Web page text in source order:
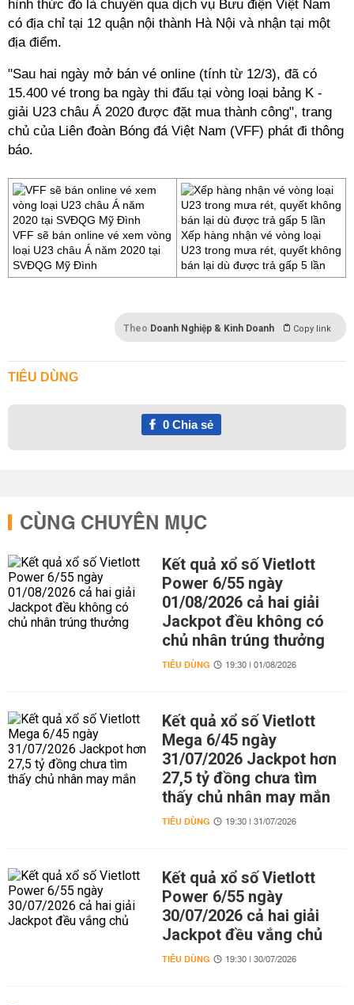
hình thức đó là chuyển qua dịch vụ Bưu điện Việt Nam
có địa chỉ tại 12 quận nội thành Hà Nội và nhận tại một
địa điểm.
"Sau hai ngày mở bán vé online (tính từ 12/3), đã có
15.400 vé trong ba ngày thi đấu tại vòng loại bảng K -
giải U23 châu Á 2020 được đặt mua thành công", trang
chủ của Liên đoàn Bóng đá Việt Nam (VFF) phát đi thông
báo.
VFF sẽ bán online vé xem vòng
loại U23 châu Á năm 2020 tại
SVĐQG Mỹ Đình
Xếp hàng nhận vé vòng loại
U23 trong mưa rét, quyết không
bán lại dù được trả gấp 5 lần
Theo Doanh Nghiệp & Kinh Doanh Copy link
TIÊU DÙNG
0Chia sẻ
CÙNG CHUYÊN MỤC
Kết quả xổ số Vietlott
Power 6/55 ngày
01/08/2026 cả hai giải
Jackpot đều không có
chủ nhân trúng thưởng
TIÊU DÙNG 19:30 | 01/08/2026
Kết quả xổ số Vietlott
Mega 6/45 ngày
31/07/2026 Jackpot hơn
27,5 tỷ đồng chưa tìm
thấy chủ nhân may mắn
TIÊU DÙNG 19:30 | 31/07/2026
Kết quả xổ số Vietlott
Power 6/55 ngày
30/07/2026 cả hai giải
Jackpot đều vắng chủ
TIÊU DÙNG 19:30 | 30/07/2026